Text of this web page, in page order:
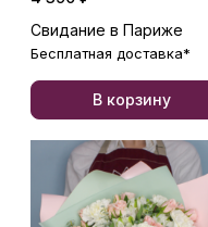
Свидание в Париже
Бесплатная доставка*
В корзину